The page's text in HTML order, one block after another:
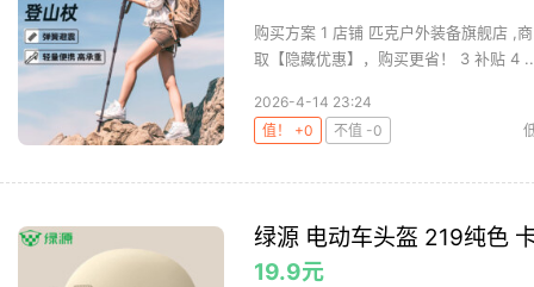
购买方案 1 店铺 匹克户外装备旗舰店 ,
取【隐藏优惠】，购买更省！ 3 补贴 4
2026-4-14 23:24
值！ +0
不值 -0
绿源 电动车头盔 219纯色
19.9元